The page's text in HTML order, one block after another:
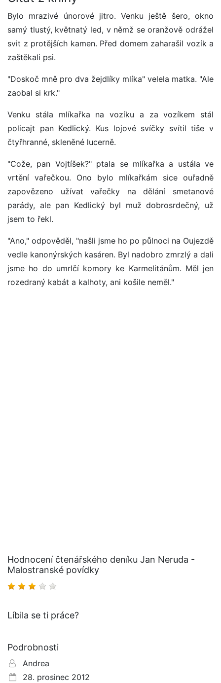
Bylo mrazivé únorové jitro. Venku ještě šero, okno
samý tlustý, květnatý led, v němž se oranžově odrážel
svit z protějších kamen. Před domem zaharašil vozík a
zaštěkali psi.
"Doskoč mně pro dva žejdlíky mlíka" velela matka. "Ale
zaobal si krk."
Venku stála mlíkařka na vozíku a za vozíkem stál
policajt pan Kedlický. Kus lojové svíčky svítil tiše v
čtyřhranné, skleněné lucerně.
"Cože, pan Vojtíšek?" ptala se mlíkařka a ustála ve
vrtění vařečkou. Ono bylo mlíkařkám sice ouřadně
zapovězeno užívat vařečky na dělání smetanové
parády, ale pan Kedlický byl muž dobrosrdečný, už
jsem to řekl.
"Ano," odpověděl, "našli jsme ho po půlnoci na Oujezdě
vedle kanonýrských kasáren. Byl nadobro zmrzlý a dali
jsme ho do umrlčí komory ke Karmelitánům. Měl jen
rozedraný kabát a kalhoty, ani košile neměl."
Hodnocení čtenářského deníku Jan Neruda -
Malostranské povídky
Líbila se ti práce?
Podrobnosti
Andrea
28. prosinec 2012